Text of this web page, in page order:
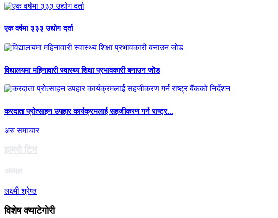
एक वर्षमा ३३३ उद्योग दर्ता
विद्यालयमा महिनावारी स्वास्थ्य शिक्षा प्रभावकारी बनाउन जोड
करदाता प्रोत्साहन उपहार कार्यक्रमलाई सहजीकरण गर्न राष्ट्र...
अरु समाचार
हाम्राे टिम
अध्यक्ष
लक्ष्मी श्रेष्ठ
विशेष क्याटेगाेरी